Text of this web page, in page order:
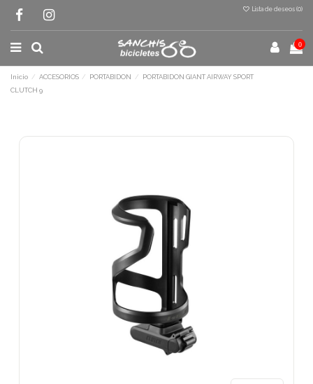
Lista de deseos (0)
0
Inicio ACCESORIOS PORTABIDON
PORTABIDON GIANT AIRWAY SPORT
CLUTCH 9